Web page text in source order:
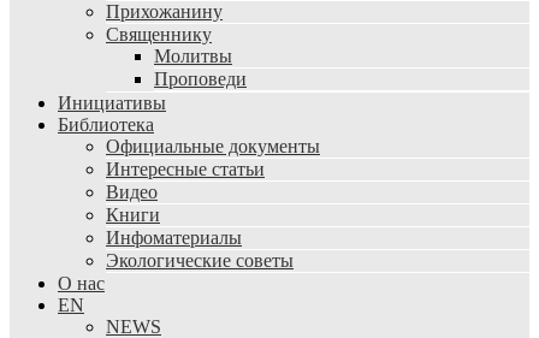
Прихожанину
Священнику
Молитвы
Проповеди
Инициативы
Библиотека
Официальные документы
Интересные статьи
Видео
Книги
Инфоматериалы
Экологические советы
О нас
EN
NEWS